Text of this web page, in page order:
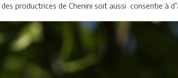
productrices de Chenini soit aussi consentie à